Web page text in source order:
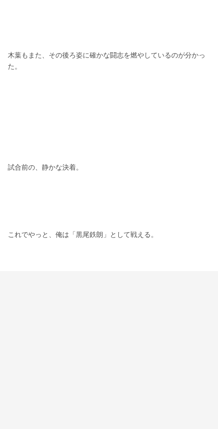
木葉もまた、その後ろ姿に確かな闘志を燃やしているのが分かっ
た。
試合前の、静かな決着。
これでやっと、俺は「黒尾鉄朗」として戦える。